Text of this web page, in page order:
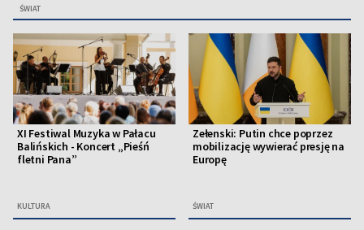
ŚWIAT
XI Festiwal Muzyka w Pałacu
Balińskich - Koncert „Pieśń
fletni Pana”
KULTURA
Zełenski: Putin chce poprzez
mobilizację wywierać presję na
Europę
ŚWIAT